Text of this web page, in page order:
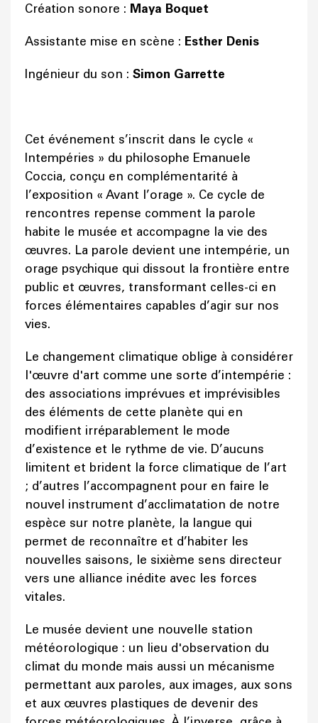
Création sonore : Maya Boquet
Assistante mise en scène : Esther Denis
Ingénieur du son : Simon Garrette
Cet événement s’inscrit dans le cycle «
Intempéries » du philosophe Emanuele
Coccia, conçu en complémentarité à
l’exposition « Avant l’orage ». Ce cycle de
rencontres repense comment la parole
habite le musée et accompagne la vie des
œuvres. La parole devient une intempérie, un
orage psychique qui dissout la frontière entre
public et œuvres, transformant celles-ci en
forces élémentaires capables d’agir sur nos
vies.
Le changement climatique oblige à considérer
l'œuvre d'art comme une sorte d’intempérie :
des associations imprévues et imprévisibles
des éléments de cette planète qui en
modifient irréparablement le mode
d’existence et le rythme de vie. D’aucuns
limitent et brident la force climatique de l’art
; d’autres l’accompagnent pour en faire le
nouvel instrument d’acclimatation de notre
espèce sur notre planète, la langue qui
permet de reconnaître et d’habiter les
nouvelles saisons, le sixième sens directeur
vers une alliance inédite avec les forces
vitales.
Le musée devient une nouvelle station
météorologique : un lieu d'observation du
climat du monde mais aussi un mécanisme
permettant aux paroles, aux images, aux sons
et aux œuvres plastiques de devenir des